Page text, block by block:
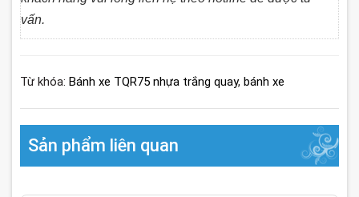
vấn.
Từ khóa: Bánh xe TQR75 nhựa trắng quay, bánh xe
Sản phẩm liên quan